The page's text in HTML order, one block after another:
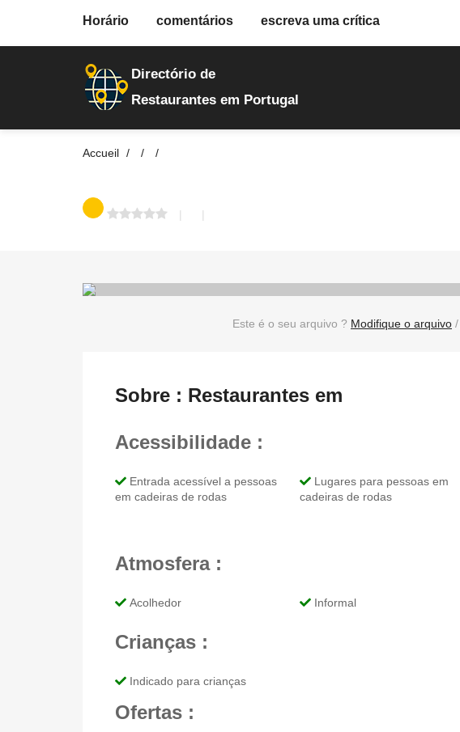
Directório de
Restaurantes em Portugal
Accueil
Horário comentários escreva uma crítica
Este é o seu arquivo ? Modifique o arquivo /
Sobre : Restaurantes em
Acessibilidade :
Entrada acessível a pessoas
em cadeiras de rodas
Lugares para pessoas em
cadeiras de rodas
Atmosfera :
Acolhedor Informal
Crianças :
Indicado para crianças
Ofertas :